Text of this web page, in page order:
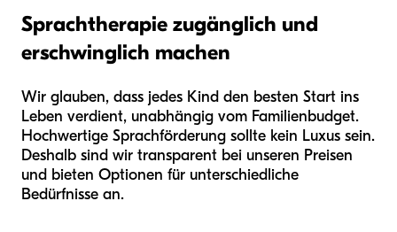
Sprachtherapie zugänglich und
erschwinglich machen
Wir glauben, dass jedes Kind den besten Start ins
Leben verdient, unabhängig vom Familienbudget.
Hochwertige Sprachförderung sollte kein Luxus sein.
Deshalb sind wir transparent bei unseren Preisen
und bieten Optionen für unterschiedliche
Bedürfnisse an.